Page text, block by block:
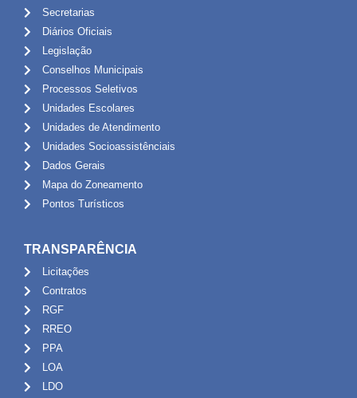
Secretarias
Diários Oficiais
Legislação
Conselhos Municipais
Processos Seletivos
Unidades Escolares
Unidades de Atendimento
Unidades Socioassistênciais
Dados Gerais
Mapa do Zoneamento
Pontos Turísticos
TRANSPARÊNCIA
Licitações
Contratos
RGF
RREO
PPA
LOA
LDO